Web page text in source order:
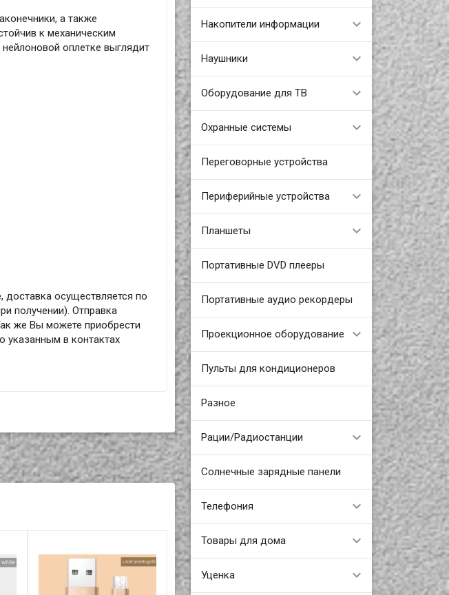
Накопители информации
Наушники
Оборудование для ТВ
Охранные системы
Переговорные устройства
Периферийные устройства
Планшеты
Портативные DVD плееры
Портативные аудио рекордеры
Проекционное оборудование
Пульты для кондиционеров
Разное
Рации/Радиостанции
Солнечные зарядные панели
Телефония
Товары для дома
Уценка
а также
к механическим
оплетке выглядит
доставка осуществляется по
получении). Отправка
же Вы можете приобрести
указанным в контактах